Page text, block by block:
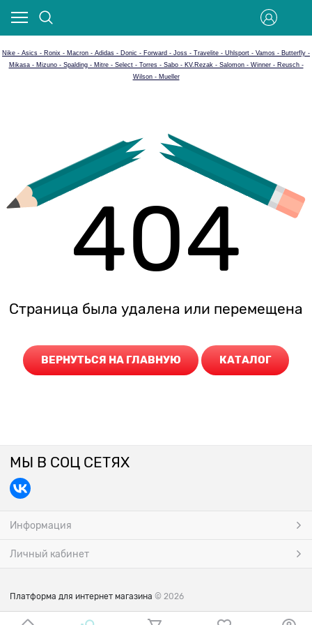
Nike - Asics - Ronix - Macron - Adidas - Donic - Forward - Joss - Travelite - Uhlsport - Vamos - Butterfly -
Mikasa - Mizuno - Spalding - Mitre - Select - Torres - Sabo - KV.Rezak - Salomon - Winner - Reusch -
Wilson - Mueller
404
Страница была удалена или перемещена
ВЕРНУТЬСЯ НА ГЛАВНУЮ КАТАЛОГ
МЫ В СОЦ СЕТЯХ
Информация
Личный кабинет
Платформа для интернет магазина © 2026